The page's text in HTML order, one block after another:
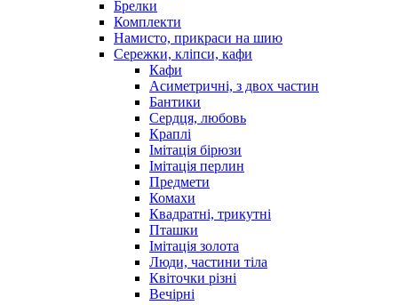
Брелки
Комплекти
Намисто, прикраси на шию
Сережки, кліпси, кафи
Кафи
Асиметричні, з двох частин
Бантики
Сердця, любовь
Краплі
Імітація бірюзи
Імітація перлин
Предмети
Комахи
Квадратні, трикутні
Пташки
Імітація золота
Люди, частини тіла
Квіточки різні
Вечірні